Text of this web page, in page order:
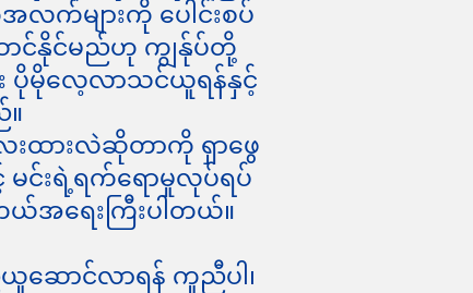
လက်များကို ပေါင်းစပ်
ာင်နိုင်မည်ဟု ကျွန်ုပ်တို့
း ပိုမိုလေ့လာသင်ယူရန်နှင့်
းထားလဲဆိုတာကို ရှာဖွေ
မင်းရဲ့ရက်ရောမှုလုပ်ရပ်
အရေးကြီးပါတယ်။
ောင်လာရန် ကူညီပါ၊